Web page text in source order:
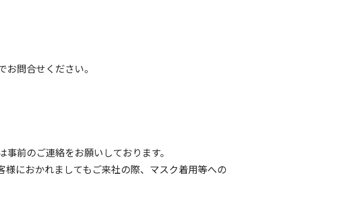
問合せください。
前のご連絡をお願いしております。
におかれましてもご来社の際、マスク着用等への